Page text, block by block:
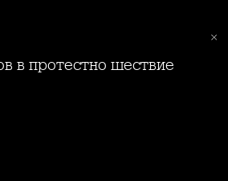
в протестно шествие